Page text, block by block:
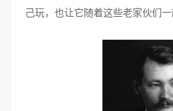
己玩，也让它随着这些老家伙们一